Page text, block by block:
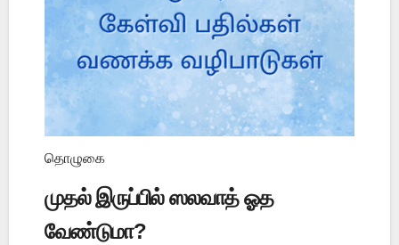
தொழுகை
முதல் இருப்பில் ஸலவாத் ஓத
வேண்டுமா?